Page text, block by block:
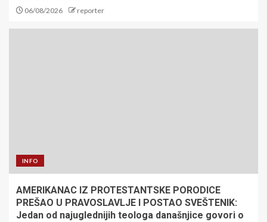
06/08/2026 reporter
INFO
AMERIKANAC IZ PROTESTANTSKE PORODICE
PREŠAO U PRAVOSLAVLJE I POSTAO SVEŠTENIK:
Jedan od najuglednijih teologa današnjice govori o